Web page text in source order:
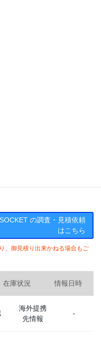
の調査・見積依頼
はこちら
、御見積り出来かねる場合もご
在庫状況 情報日時
海外提携
先情報
-